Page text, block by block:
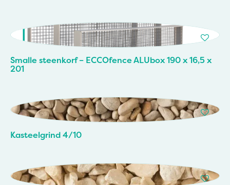
Smalle steenkorf – ECCOfence ALUbox 190 x 16,5 x
201
Kasteelgrind 4/10